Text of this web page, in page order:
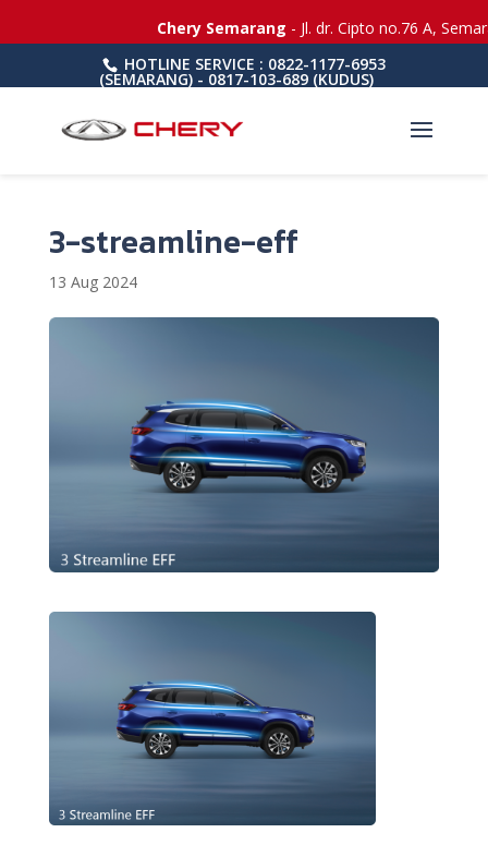
HOTLINE SERVICE : 0822-1177-6953
(SEMARANG) - 0817-103-689 (KUDUS)
3-streamline-eff
13 Aug 2024
Chery Semarang- Jl. dr. Cipto no.76 A,